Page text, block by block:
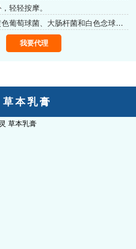
花、粉葛、蛇床子、芦荟、白藓
轻轻按摩。
本品对皮肤引起的金黄色葡萄球菌、大肠杆菌和白色念球菌有抑制作用
我要代理
本乳膏